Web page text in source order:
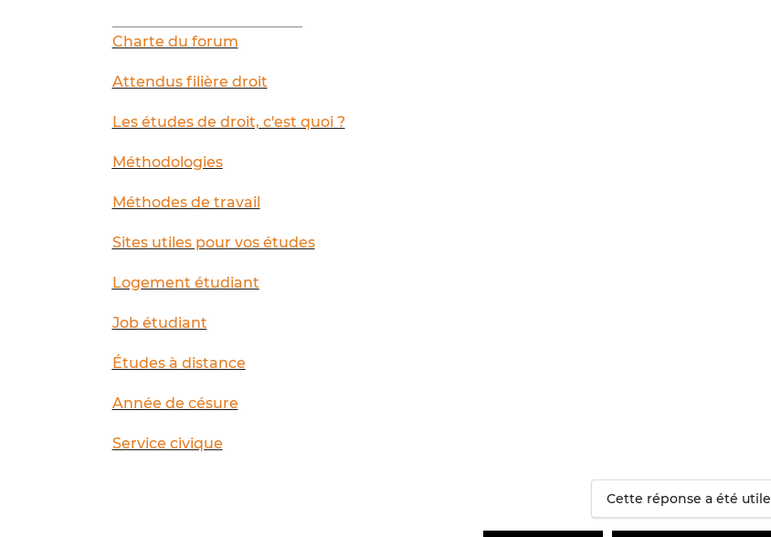
Charte du forum
Attendus filière droit
Les études de droit, c'est quoi ?
Méthodologies
Méthodes de travail
Sites utiles pour vos études
Logement étudiant
Job étudiant
Études à distance
Année de césure
Service civique
Cette réponse a été utile